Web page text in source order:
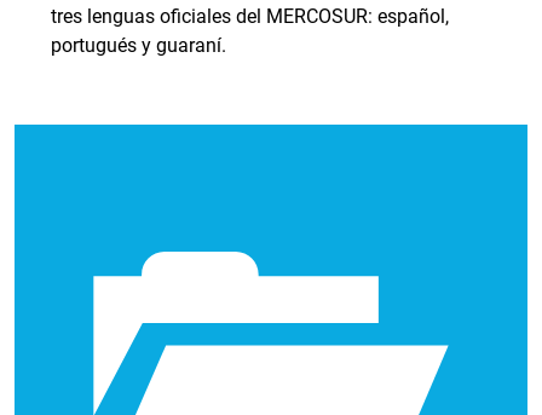
tres lenguas oficiales del MERCOSUR: español,
portugués y guaraní.